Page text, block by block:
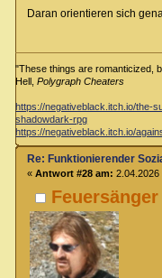
Daran orientieren sich
"These things are romanticized,
Hell,Polygraph Cheaters
https://negativeblack.itch.io/the-
shadowdark-rpg
https://negativeblack.itch.io/
Feuersänger
Re: Funktionierender
« Antwort #28 am: 2.04.2026